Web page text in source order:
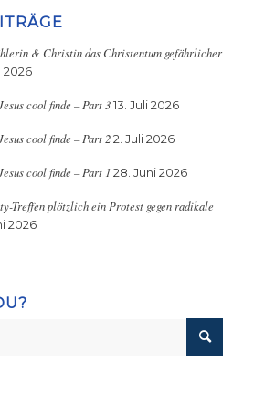
& Christin das Christentum gefährlicher
2026
cool finde – Part 3 13. Juli 2026
cool finde – Part 2 2. Juli 2026
cool finde – Part 1 28. Juni 2026
Treffen plötzlich ein Protest gegen radikale
2026